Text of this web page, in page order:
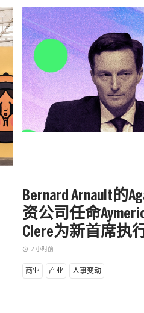
Bernard Arnault的
资公司任命
Clere为新首席执
access_time 7 小时前
商业 产业 人事变动